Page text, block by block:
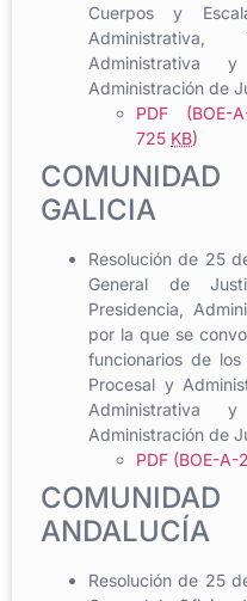
Cuerpos y
Administración de
PDF
725 KB)
GALICIA
Resolución de 25
General de
Presidencia,
por la que se
funcionarios de
Procesal y
Administración de
PDF (BOE-A-
ANDALUCÍA
Resolución de 25